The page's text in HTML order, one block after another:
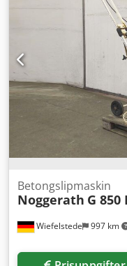
Wiefelstede 997 km
Betongslipmaskin
Noggerath G 850